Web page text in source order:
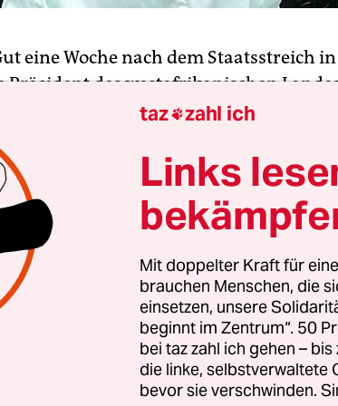
eine Woche nach dem Staatsstreich
Präsident des westafrikanischen
dringenden Appell an die
des Respekts für
versuchte Putsch ist eine Tragödie
verheerende Folgen weit über unsere
in einem am Donnerstag (Ortszeit)
Gastbeitrag für die Washington Post
gewählte Bazoum war
der Präsidialgarde festgesetzt und
Der Kommandeur der Eliteeinheit,
, ernannte sich im
Kurz darauf setzten die Putschisten
taz zahl ich
Links
Mit doppelter Kraft für
brauchen Menschen, die
einsetzen, unsere
beginnt im Zentrum“. 50
bei taz zahl ich gehen –
die linke, selbstverwaltete
bevor sie verschwinden.